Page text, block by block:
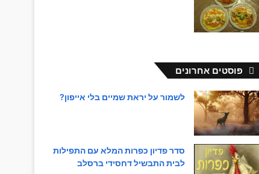
פוסטים אחרונים
לשמור על יראת שמיים בלי אייפון?
סדר פדיון כפרות המלא עם התפילות
לבית התבשיל דחסידי ברסלב